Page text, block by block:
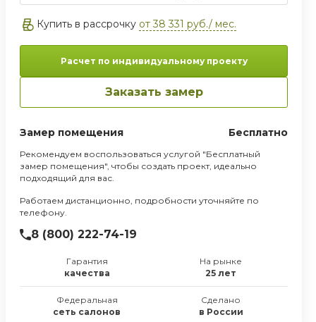
Купить в рассрочку от 38 331 руб./ мес.
Расчет по индивидуальному проекту
Заказать замер
Замер помещения Бесплатно
Рекомендуем воспользоваться услугой "Бесплатный
замер помещения", чтобы создать проект, идеально
подходящий для вас.
Работаем дистанционно, подробности уточняйте по
телефону.
8 (800) 222-74-19
Гарантия
качества
На рынке
25 лет
Федеральная
сеть салонов
Сделано
в России